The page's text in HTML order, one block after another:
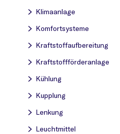
Klimaanlage
Komfortsysteme
Kraftstoff­aufbereitung
Kraftstoff­förderanlage
Kühlung
Kupplung
Lenkung
Leuchtmittel